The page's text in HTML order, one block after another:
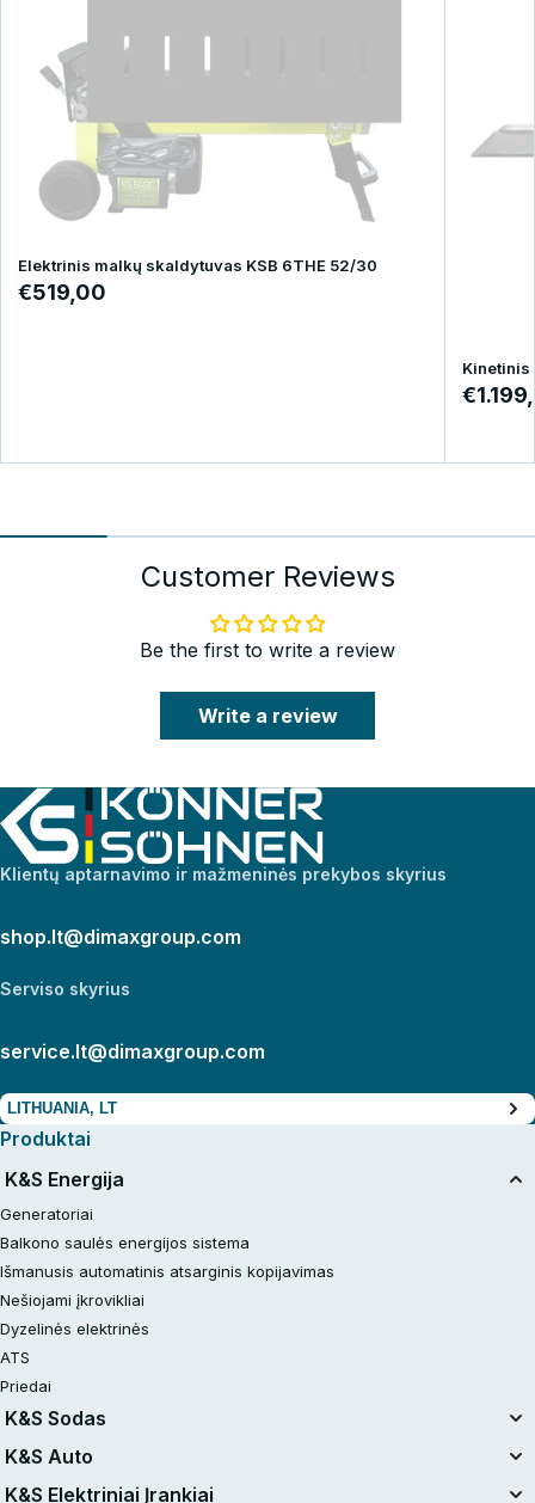
Elektrinis malkų skaldytuvas KSB 6THE 52/30
€519,00
Kinetinis
Customer Reviews
Be the first to write a review
Write a review
Klientų aptarnavimo ir mažmeninės prekybos skyrius
shop.lt@dimaxgroup.com
Serviso skyrius
service.lt@dimaxgroup.com
LITHUANIA, LT
Produktai
K&S Energija
Generatoriai
Balkono saulės energijos sistema
Išmanusis automatinis atsarginis kopijavimas
Nešiojami įkrovikliai
Dyzelinės elektrinės
ATS
Priedai
K&S Sodas
Vieninga baterijų sistema
K&S Auto
Oro kompresoriai
K&S Elektriniai Įrankiai